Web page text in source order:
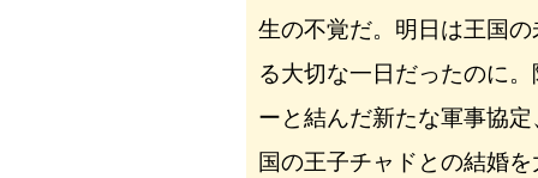
生の不覚だ。明日は王国
る大切な一日だったのに
ーと結んだ新たな軍事協
国の王子チャドとの結婚